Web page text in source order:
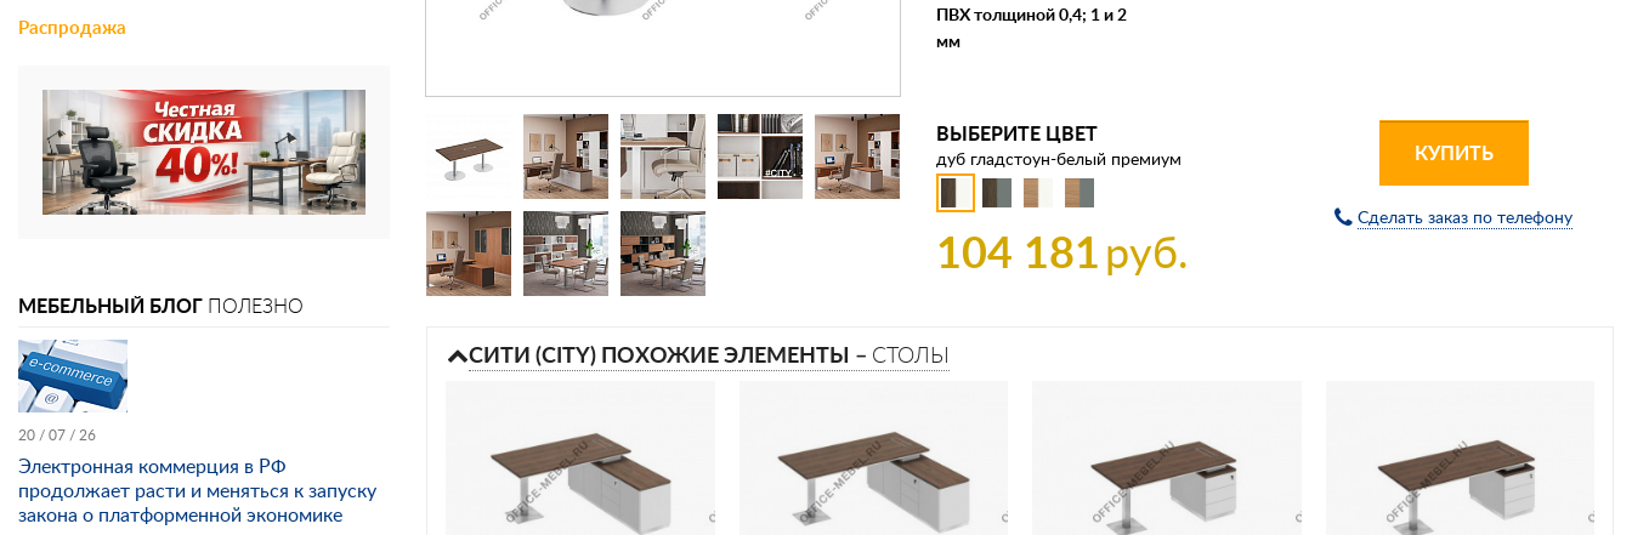
ПВХ толщиной 0,4; 1 и 2
мм
ВЫБЕРИТЕ ЦВЕТ
дуб гладстоун-белый премиум
104 181руб.
КУПИТЬ
Сделать заказ по телефону
СИТИ (CITY) ПОХОЖИЕ ЭЛЕМЕНТЫ – СТОЛЫ
Распродажа
МЕБЕЛЬНЫЙ БЛОГ ПОЛЕЗНО
20 / 07 / 26
Электронная коммерция в РФ
продолжает расти и меняться к запуску
закона о платформенной экономике